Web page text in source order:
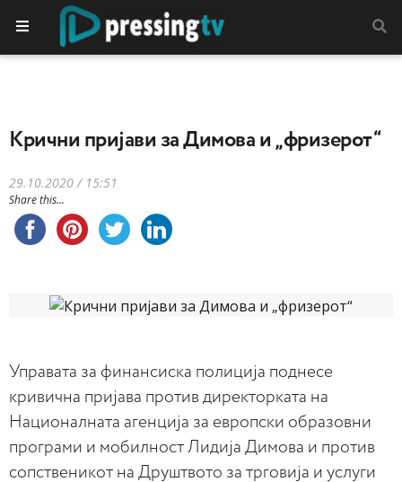
Крични пријави за Димова и „фризерот“
29.10.2020 / 15:51
Share this...
Управата за финансиска полиција поднесе
кривична пријава против директорката на
Националната агенција за европски образовни
програми и мобилност Лидија Димова и против
сопственикот на Друштвото за трговија и услуги